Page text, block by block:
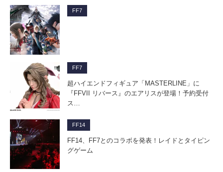
FF7
FF7
超ハイエンドフィギュア「MASTERLINE」に
『FFVII リバース』のエアリスが登場！予約受付
ス…
FF14
FF14、FF7とのコラボを発表！レイドとタイピン
グゲーム